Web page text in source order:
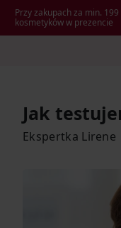
Przy zakupach za min. 199
kosmetyków w prezencie
Jak
Ekspertka Lirene